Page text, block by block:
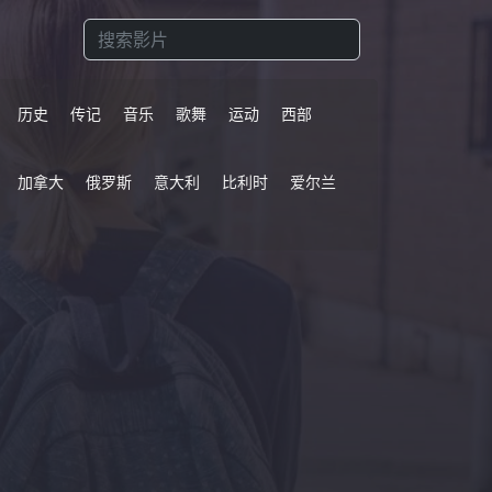
历史 传记 音乐 歌舞 运动 西部
加拿大 俄罗斯 意大利 比利时 爱尔兰